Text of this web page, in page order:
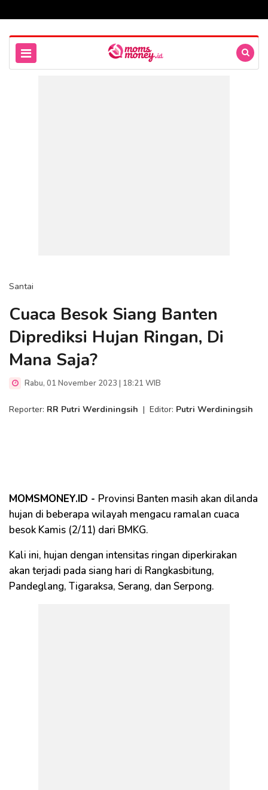
Santai
Cuaca Besok Siang Banten
Diprediksi Hujan Ringan, Di
Mana Saja?
Rabu, 01 November 2023 | 18:21 WIB
Reporter: RR Putri Werdiningsih | Editor: Putri Werdiningsih
MOMSMONEY.ID - Provinsi Banten masih akan dilanda
hujan di beberapa wilayah mengacu ramalan cuaca
besok Kamis (2/11) dari BMKG.
Kali ini, hujan dengan intensitas ringan diperkirakan
akan terjadi pada siang hari di Rangkasbitung,
Pandeglang, Tigaraksa, Serang, dan Serpong.